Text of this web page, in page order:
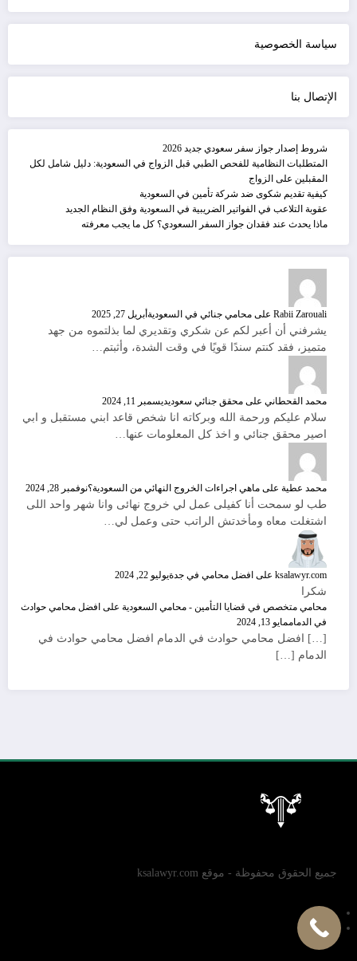
سياسة الخصوصية
الإتصال بنا
شروط إصدار جواز سفر سعودي جديد 2026
المتطلبات النظامية للفحص الطبي قبل الزواج في السعودية: دليل شامل لكل
المقبلين على الزواج
كيفية تقديم شكوى ضد شركة تأمين في السعودية
عقوبة التلاعب في الفواتير الضريبية في السعودية وفق النظام الجديد
ماذا يحدث عند فقدان جواز السفر السعودي؟ كل ما يجب معرفته
Rabii Zarouali علىمحامي جنائي في السعوديةأبريل 27, 2025
يشرفني أن أعبر لكم عن شكري وتقديري لما بذلتموه من جهد
متميز، فقد كنتم سندًا قويًا في وقت الشدة، وأثبتم…
محمد القحطاني علىمحقق جنائي سعوديديسمبر 11, 2024
سلام عليكم ورحمة الله وبركاته انا شخص قاعد ابني مستقبل و ابي
اصير محقق جنائي و اخذ كل المعلومات عنها…
محمد عطية علىماهي اجراءات الخروج النهائي من السعودية؟نوفمبر 28, 2024
طب لو سمحت أنا كفيلى عمل لي خروج نهائى وانا شهر واحد اللى
اشتغلت معاه ومأخدتش الراتب حتى وعمل لي…
ksalawyr.com علىافضل محامي في جدةيوليو 22, 2024
شكرا
محامي متخصص في قضايا التأمين - محامي السعودية علىافضل محامي حوادث
في الدماممايو 13, 2024
[…] افضل محامي حوادث في الدمام افضل محامي حوادث في
الدمام […]
جميع الحقوق محفوظة - موقع ksalawyr.com
سياسة الخصوصية
الإتصال بنا